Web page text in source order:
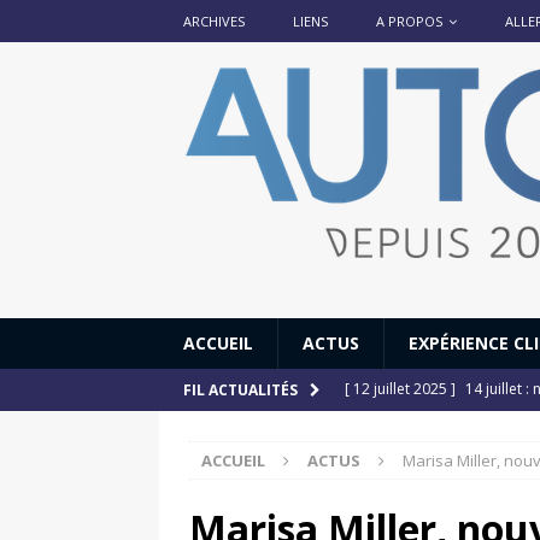
ARCHIVES LIENS A PROPOS
ACCUEIL ACTUS EXPÉRIENCE
FIL ACTUALITÉS [ 12 juillet 2025 ] 14 juillet :
[ 17 juin 2025 ] Peugeot E-
[ 11 avril 2020 ]
ACCUEIL ACTUS Marisa Miller,
Marisa Miller,